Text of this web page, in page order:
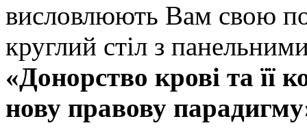
висловлюють Вам свою
круглий стіл з
«Донорство крові та її
нову правову